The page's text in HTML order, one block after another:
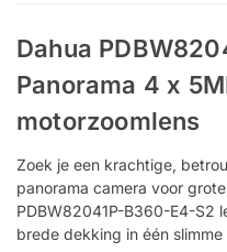
Dahua
Panorama 4 x
motorzoomlens
Zoek je een krachtige,
panorama camera voor
PDBW82041P-B360-E4-S2
brede dekking in één